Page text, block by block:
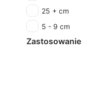
25 + cm
5 - 9 cm
Zastosowanie